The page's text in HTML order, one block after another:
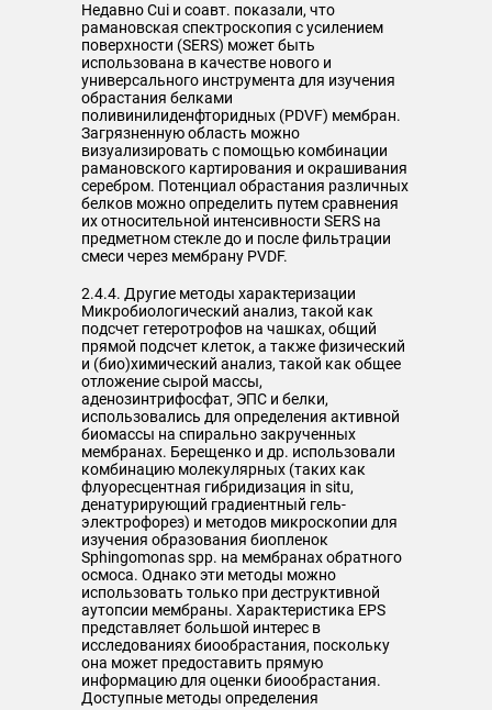
Недавно Cui и соавт. показали, что
рамановская спектроскопия с усилением
поверхности (SERS) может быть
использована в качестве нового и
универсального инструмента для изучения
обрастания белками
поливинилиденфторидных (PDVF) мембран.
Загрязненную область можно
визуализировать с помощью комбинации
рамановского картирования и окрашивания
серебром. Потенциал обрастания различных
белков можно определить путем сравнения
их относительной интенсивности SERS на
предметном стекле до и после фильтрации
смеси через мембрану PVDF.
2.4.4. Другие методы характеризации
Микробиологический анализ, такой как
подсчет гетеротрофов на чашках, общий
прямой подсчет клеток, а также физический
и (био)химический анализ, такой как общее
отложение сырой массы,
аденозинтрифосфат, ЭПС и белки,
использовались для определения активной
биомассы на спирально закрученных
мембранах. Берещенко и др. использовали
комбинацию молекулярных (таких как
флуоресцентная гибридизация in situ,
денатурирующий градиентный гель-
электрофорез) и методов микроскопии для
изучения образования биопленок
Sphingomonas spp. на мембранах обратного
осмоса. Однако эти методы можно
использовать только при деструктивной
аутопсии мембраны. Характеристика EPS
представляет большой интерес в
исследованиях биообрастания, поскольку
она может предоставить прямую
информацию для оценки биообрастания.
Доступные методы определения